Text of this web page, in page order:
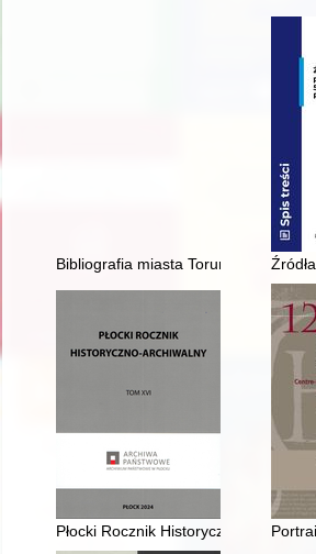
Bibliografia miasta Torunia za rok
Płocki Rocznik Historyczno-